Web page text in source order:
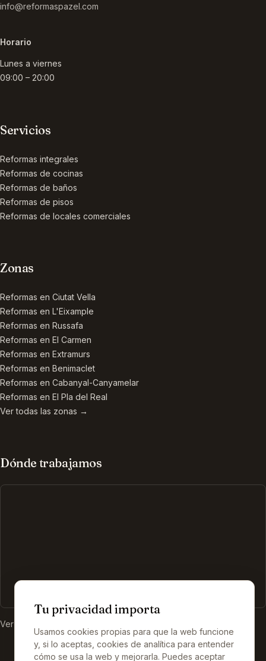
info@reformaspazel.com
Horario
Lunes a viernes
09:00 – 20:00
Servicios
Reformas integrales
Reformas de cocinas
Reformas de baños
Reformas de pisos
Reformas de locales comerciales
Zonas
Reformas en Ciutat Vella
Reformas en L'Eixample
Reformas en Russafa
Reformas en El Carmen
Reformas en Extramurs
Reformas en Benimaclet
Reformas en Cabanyal-Canyamelar
Reformas en El Pla del Real
Ver todas las zonas →
Dónde trabajamos
Ver nuestra ficha en Google →
Tu privacidad importa
Usamos cookies propias para que la web funcione
y, si lo aceptas, cookies de analítica para entender
cómo se usa la web y mejorarla. Puedes aceptar